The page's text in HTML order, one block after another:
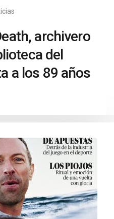
archivero
del
a los 89 años